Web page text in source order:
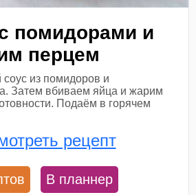
помидорами и
перцем
из помидоров и
Затем вбиваем яйца и жарим
Подаём в горячем
рецепт
В планнер